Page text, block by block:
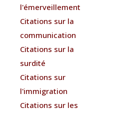
l'émerveillement
Citations sur la
communication
Citations sur la
surdité
Citations sur
l'immigration
Citations sur les